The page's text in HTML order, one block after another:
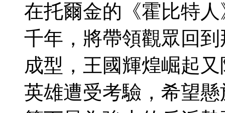
在托爾金的《霍比特
千年，將帶領觀眾回
成型，王國輝煌崛起
英雄遭受考驗，希望